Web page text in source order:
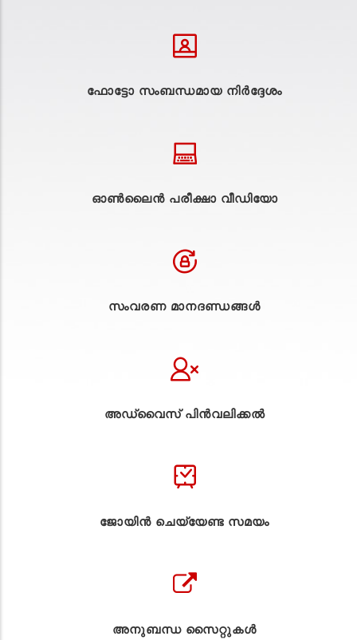
ഫോട്ടോ സംബന്ധമായ നിർദ്ദേശം
ഓൺലൈൻ പരീക്ഷാ വീഡിയോ
സംവരണ മാനദണ്ഡങ്ങൾ
അഡ്വൈസ് പിൻവലിക്കൽ
ജോയിൻ ചെയ്യേണ്ട സമയം
അനുബന്ധ സൈറ്റുകള്‍